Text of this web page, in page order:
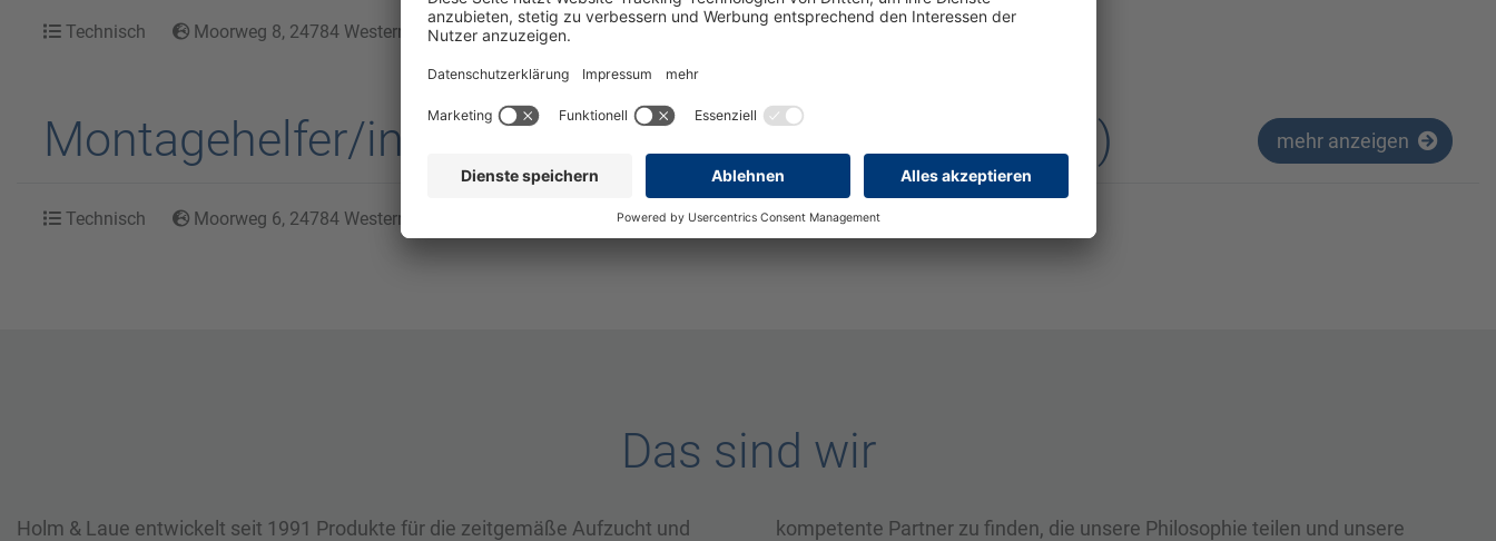
Technisch Moorweg 8, 24784 Westerrönfeld, Schleswig-Holstein, DE Jetzt auf diese Stelle bewerben
Montagehelfer/in im Bereich der Mechanik (m/w/d) mehr anzeigen
Technisch Moorweg 6, 24784 Westerrönfeld, Schleswig-Holstein, DE Jetzt auf diese Stelle bewerben
Das sind wir
Holm & Laue entwickelt seit 1991 Produkte für die zeitgemäße Aufzucht und
kompetente Partner zu finden, die unsere Philosophie teilen und unsere